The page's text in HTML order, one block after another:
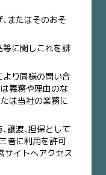
またはそのおそ
等に関しこれを誹
より同様の問い合
義務や理由のな
は当社の業務に
譲渡、担保として
者に利用を許可
サイトへアクセス